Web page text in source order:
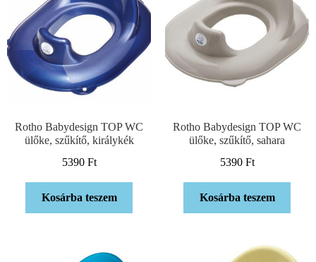
Rotho Babydesign TOP WC
ülőke, szűkítő, királykék
5390 Ft
Kosárba teszem
Rotho Babydesign TOP WC
ülőke, szűkítő, sahara
5390 Ft
Kosárba teszem